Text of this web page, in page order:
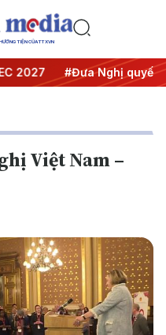
TIỆN CỦA TTXVN
#Đưa Nghị quyết
Việt Nam –